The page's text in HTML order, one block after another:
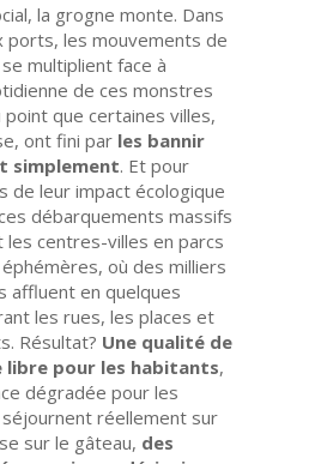
la grogne monte. Dans
ports, les mouvements de
multiplient face à
de ces monstres
que certaines villes,
ont fini par les bannir
simplement. Et pour
de leur impact écologique
débarquements massifs
centres-villes en parcs
où des milliers
affluent en quelques
les rues, les places et
Résultat? Une qualité de
libre pour les habitants,
dégradée pour les
réellement sur
sur le gâteau, des